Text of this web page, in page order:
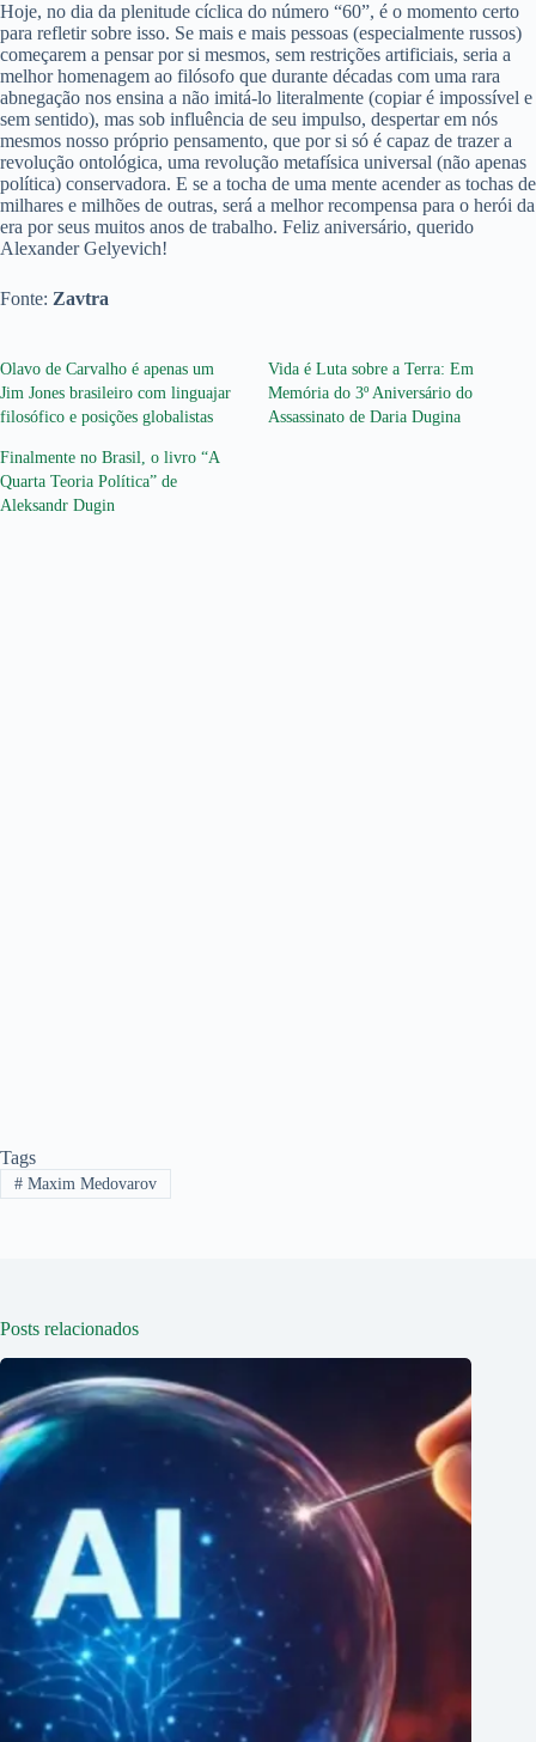
Hoje, no dia da plenitude cíclica do número “60”, é o momento certo
para refletir sobre isso. Se mais e mais pessoas (especialmente russos)
começarem a pensar por si mesmos, sem restrições artificiais, seria a
melhor homenagem ao filósofo que durante décadas com uma rara
abnegação nos ensina a não imitá-lo literalmente (copiar é impossível e
sem sentido), mas sob influência de seu impulso, despertar em nós
mesmos nosso próprio pensamento, que por si só é capaz de trazer a
revolução ontológica, uma revolução metafísica universal (não apenas
política) conservadora. E se a tocha de uma mente acender as tochas de
milhares e milhões de outras, será a melhor recompensa para o herói da
era por seus muitos anos de trabalho. Feliz aniversário, querido
Alexander Gelyevich!
Fonte: Zavtra
Olavo de Carvalho é apenas um
Jim Jones brasileiro com linguajar
filosófico e posições globalistas
Vida é Luta sobre a Terra: Em
Memória do 3º Aniversário do
Assassinato de Daria Dugina
Finalmente no Brasil, o livro “A
Quarta Teoria Política” de
Aleksandr Dugin
Tags
#Maxim Medovarov
Posts relacionados